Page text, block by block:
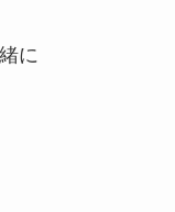
に